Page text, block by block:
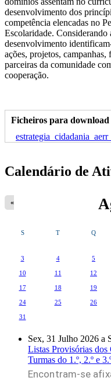
desenvolvimento dos
competência elencadas no
Escolaridade. Considerando
desenvolvimento
ações, projetos,
parceiras da comunidade
cooperação.
Tabs Pagina
Ficheiros para download
Calendário de
«
S T Q
3 4 5
10 11 12
17 18 19
24 25 26
31
Sex, 31 Julho 2026 a
Listas Provisórias dos
Turmas do 1.º, 2.º e
Encontram-se